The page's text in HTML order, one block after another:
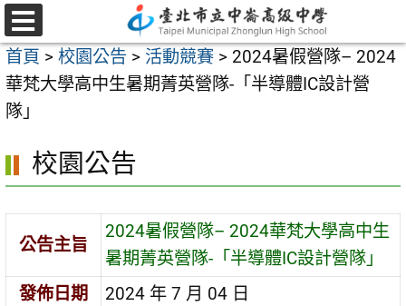
跳
至
主
要
內
區
選
單
首頁 > 校園公告 > 活動競賽 > 2024暑假營隊– 2024
華梵大學高中生暑期菁英營隊-「半導體IC設計營
隊」
校園公告
公告主旨
2024暑假營隊– 2024華梵大學高中生
暑期菁英營隊-「半導體IC設計營隊」
發佈日期
2024 年 7 月 04 日